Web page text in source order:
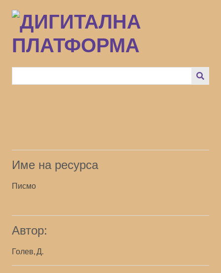
към
основното
съдържание
Име на ресурса
Писмо
Автор:
Голев, Д.